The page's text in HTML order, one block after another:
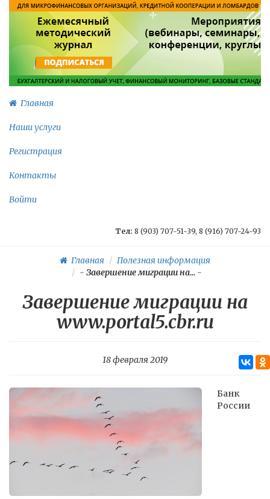
Главная
Наши услуги
Регистрация
Контакты
Войти
Тел: 8 (903) 707-51-39, 8 (916) 707-24-93
Главная
Полезная информация
- Завершение миграции на...-
Завершение миграции на
www.portal5.cbr.ru
18 февраля 2019
Банк
России